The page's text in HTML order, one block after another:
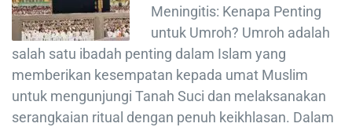
Meningitis: Kenapa Penting
untuk Umroh? Umroh adalah
salah satu ibadah penting dalam Islam yang
memberikan kesempatan kepada umat Muslim
untuk mengunjungi Tanah Suci dan melaksanakan
serangkaian ritual dengan penuh keikhlasan. Dalam